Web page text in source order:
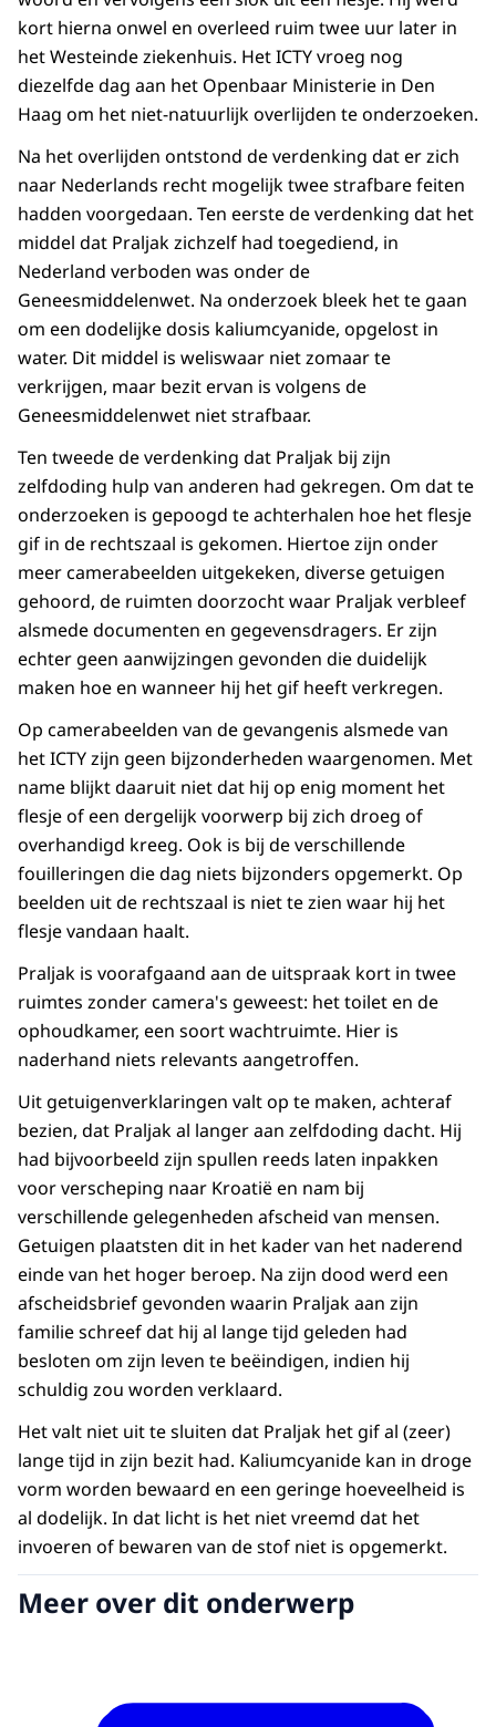
kort hierna onwel en overleed ruim twee uur later in
het Westeinde ziekenhuis. Het ICTY vroeg nog
diezelfde dag aan het Openbaar Ministerie in Den
Haag om het niet-natuurlijk overlijden te onderzoeken.
Na het overlijden ontstond de verdenking dat er zich
naar Nederlands recht mogelijk twee strafbare feiten
hadden voorgedaan. Ten eerste de verdenking dat het
middel dat Praljak zichzelf had toegediend, in
Nederland verboden was onder de
Geneesmiddelenwet. Na onderzoek bleek het te gaan
om een dodelijke dosis kaliumcyanide, opgelost in
water. Dit middel is weliswaar niet zomaar te
verkrijgen, maar bezit ervan is volgens de
Geneesmiddelenwet niet strafbaar.
Ten tweede de verdenking dat Praljak bij zijn
zelfdoding hulp van anderen had gekregen. Om dat te
onderzoeken is gepoogd te achterhalen hoe het flesje
gif in de rechtszaal is gekomen. Hiertoe zijn onder
meer camerabeelden uitgekeken, diverse getuigen
gehoord, de ruimten doorzocht waar Praljak verbleef
alsmede documenten en gegevensdragers. Er zijn
echter geen aanwijzingen gevonden die duidelijk
maken hoe en wanneer hij het gif heeft verkregen.
Op camerabeelden van de gevangenis alsmede van
het ICTY zijn geen bijzonderheden waargenomen. Met
name blijkt daaruit niet dat hij op enig moment het
flesje of een dergelijk voorwerp bij zich droeg of
overhandigd kreeg. Ook is bij de verschillende
fouilleringen die dag niets bijzonders opgemerkt. Op
beelden uit de rechtszaal is niet te zien waar hij het
flesje vandaan haalt.
Praljak is voorafgaand aan de uitspraak kort in twee
ruimtes zonder camera's geweest: het toilet en de
ophoudkamer, een soort wachtruimte. Hier is
naderhand niets relevants aangetroffen.
Uit getuigenverklaringen valt op te maken, achteraf
bezien, dat Praljak al langer aan zelfdoding dacht. Hij
had bijvoorbeeld zijn spullen reeds laten inpakken
voor verscheping naar Kroatië en nam bij
verschillende gelegenheden afscheid van mensen.
Getuigen plaatsten dit in het kader van het naderend
einde van het hoger beroep. Na zijn dood werd een
afscheidsbrief gevonden waarin Praljak aan zijn
familie schreef dat hij al lange tijd geleden had
besloten om zijn leven te beëindigen, indien hij
schuldig zou worden verklaard.
Het valt niet uit te sluiten dat Praljak het gif al (zeer)
lange tijd in zijn bezit had. Kaliumcyanide kan in droge
vorm worden bewaard en een geringe hoeveelheid is
al dodelijk. In dat licht is het niet vreemd dat het
invoeren of bewaren van de stof niet is opgemerkt.
Meer over dit onderwerp